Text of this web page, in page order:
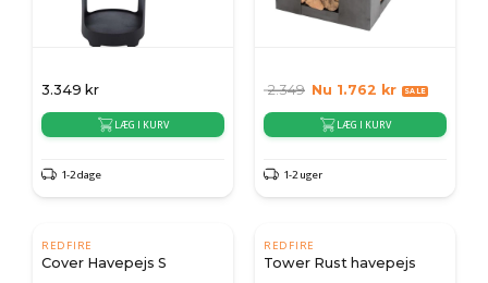
3.349 kr
LÆG I KURV
1-2 dage
2.349 Nu 1.762 kr
LÆG I KURV
1-2 uger
REDFIRE
Cover Havepejs S
REDFIRE
Tower Rust havepejs